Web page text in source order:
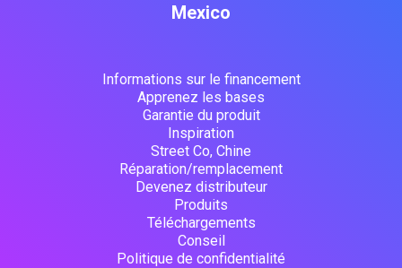
Mexico
Informations sur le financement
Apprenez les bases
Garantie du produit
Inspiration
Street Co, Chine
Réparation/remplacement
Devenez distributeur
Produits
Téléchargements
Conseil
Politique de confidentialité